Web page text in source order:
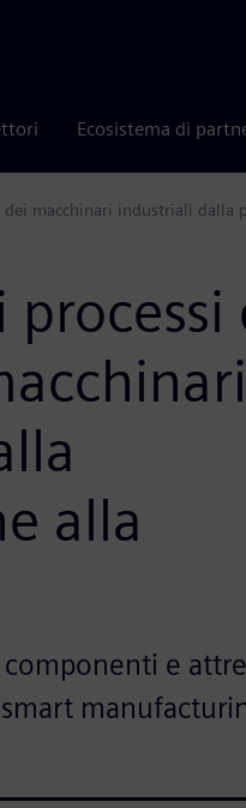
Ecosistema di
macchinari industriali dalla
alla
e